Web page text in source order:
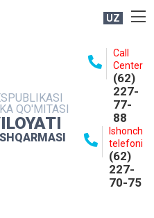
UZ
QO'MITASI
Call
Center
(62)
227-
77-
88
Ishonch
telefoni
(62)
227-
70-75
XIZMATI